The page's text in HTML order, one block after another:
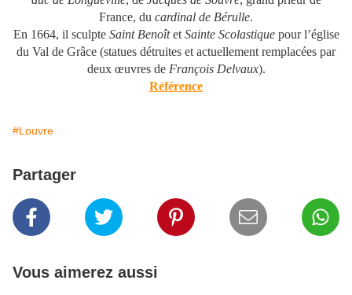
France, du cardinal de Bérulle.
En 1664, il sculpte Saint Benoîtet Sainte Scolastiquepour l’église
du Val de Grâce (statues détruites et actuellement remplacées par
deux œuvres de François Delvaux).
Référence
#Louvre
Partager
Vous aimerez aussi